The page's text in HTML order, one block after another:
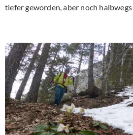
tiefer geworden, aber noch